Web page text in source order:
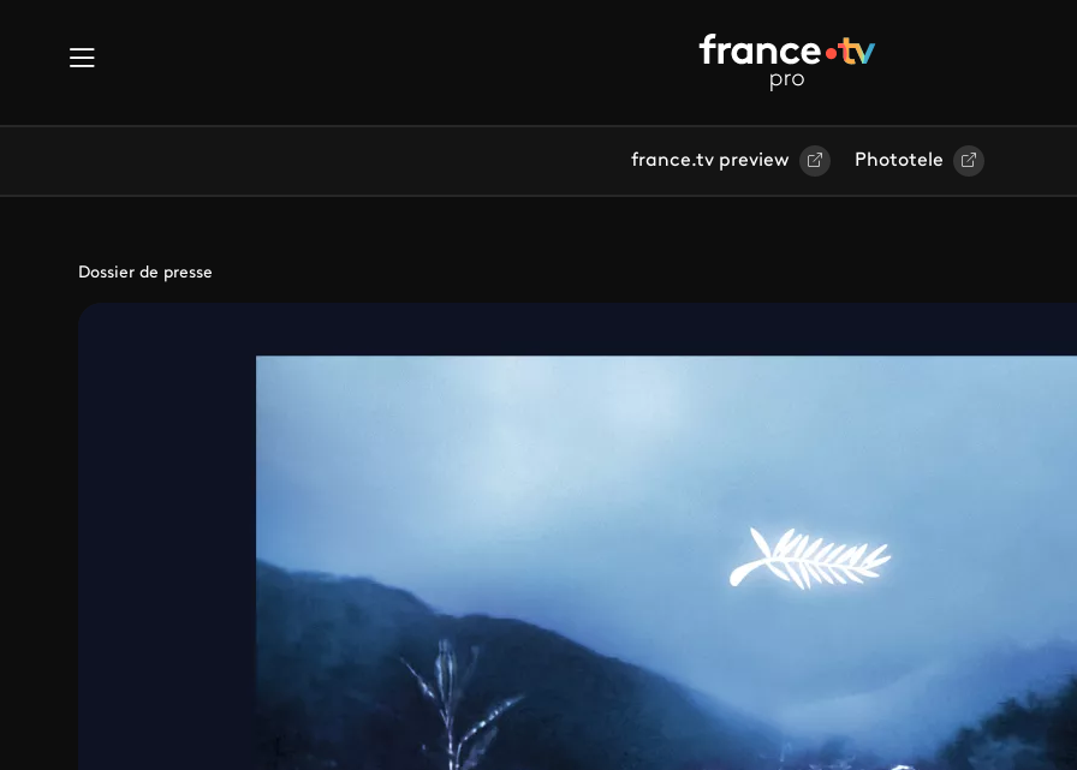
france.tv preview Phototele
Dossier de presse